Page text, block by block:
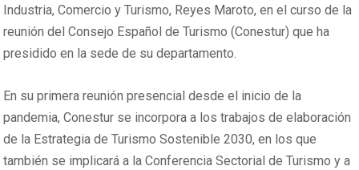
Industria, Comercio y Turismo, Reyes Maroto, en el curso de la
reunión del Consejo Español de Turismo (Conestur) que ha
presidido en la sede de su departamento.
En su primera reunión presencial desde el inicio de la
pandemia, Conestur se incorpora a los trabajos de elaboración
de la Estrategia de Turismo Sostenible 2030, en los que
también se implicará a la Conferencia Sectorial de Turismo y a